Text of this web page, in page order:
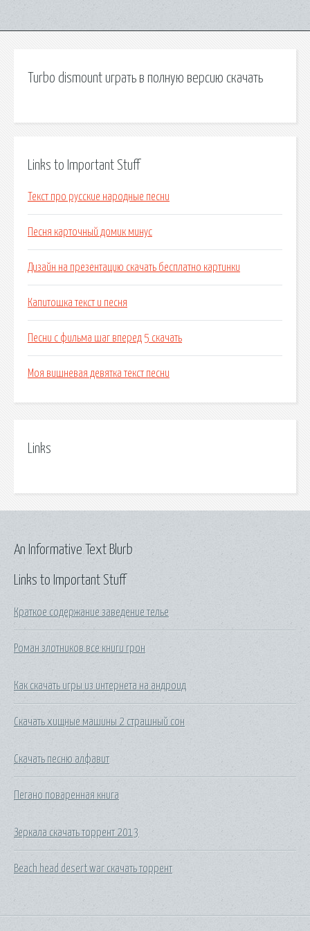
Turbo dismount играть в полную версию скачать
Links to Important Stuff
Текст про русские народные песни
Песня карточный домик минус
Дизайн на презентацию скачать бесплатно картинки
Капитошка текст и песня
Песни с фильма шаг вперед 5 скачать
Моя вишневая девятка текст песни
Links
Links to Important Stuff
Краткое содержание заведение телье
Роман злотников все книги грон
Как скачать игры из интернета на андроид
Скачать хищные машины 2 страшный сон
Скачать песню алфавит
Пегано поваренная книга
Зеркала скачать торрент 2013
Beach head desert war скачать торрент
An Informative Text Blurb